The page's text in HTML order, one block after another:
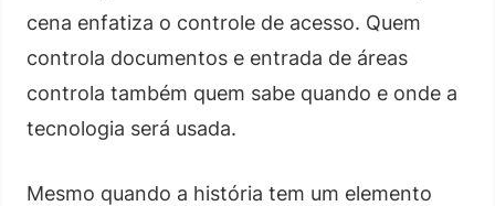
cena enfatiza o controle de acesso. Quem
controla documentos e entrada de áreas
controla também quem sabe quando e onde a
tecnologia será usada.
Mesmo quando a história tem um elemento